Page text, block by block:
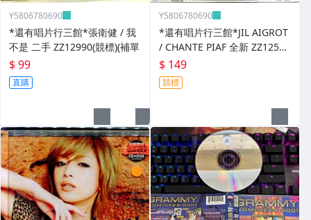
Y5806780690
*還有唱片行三館*張衛健 / 我
不是 二手 ZZ12990(競標)(補單
$ 99
直購
Y5806780690
*還有唱片行三館*JIL AIGROT
/ CHANTE PIAF 全新 ZZ12526
(競標)
$ 149
競標